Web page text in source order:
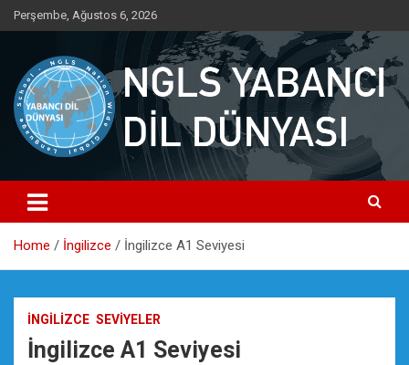
Skip
to
Perşembe, Ağustos 6, 2026
NGLS Yabancı Dil Dünyası
Yabancı dil öğrenmenin doğru adresi.
Home İngilizce İngilizce A1 Seviyesi
İNGILIZCE SEVIYELER
İngilizce A1 Seviyesi